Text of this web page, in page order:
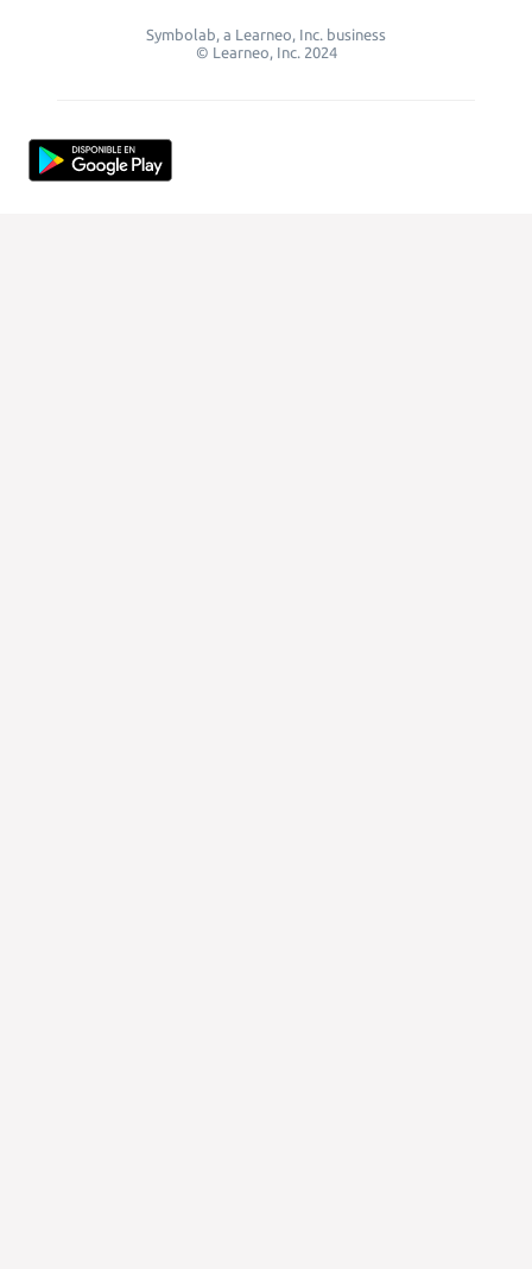
Symbolab, a Learneo, Inc. business
© Learneo, Inc. 2024